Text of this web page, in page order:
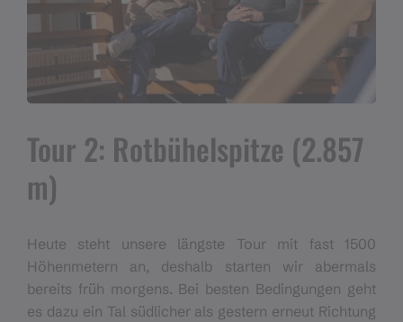
Tour 2: Rotbühelspitze (2.857
m)
Heute steht unsere längste Tour mit fast 1500
Höhenmetern an, deshalb starten wir abermals
bereits früh morgens. Bei besten Bedingungen geht
es dazu ein Tal südlicher als gestern erneut Richtung